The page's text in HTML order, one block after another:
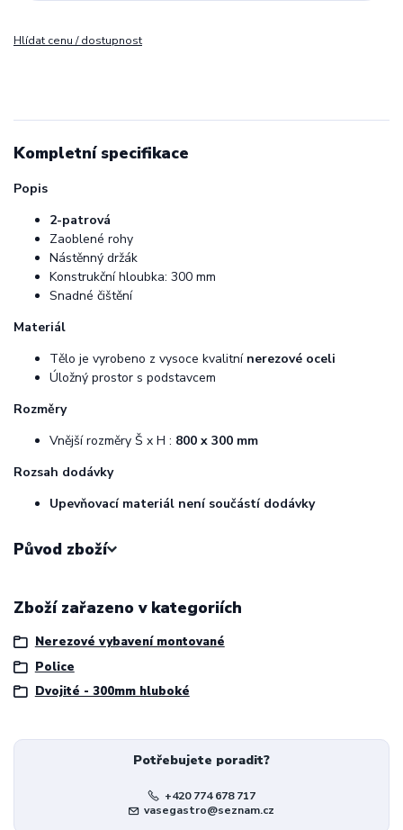
Hlídat cenu / dostupnost
Kompletní specifikace
Popis
2-patrová
Zaoblené rohy
Nástěnný držák
Konstrukční hloubka: 300 mm
Snadné čištění
Materiál
Tělo je vyrobeno z vysoce kvalitní nerezové oceli
Úložný prostor s podstavcem
Rozměry
Vnější rozměry Š x H : 800 x 300 mm
Rozsah dodávky
Upevňovací materiál není součástí dodávky
Původ zboží
Zboží zařazeno v kategoriích
Nerezové vybavení montované
Police
Dvojité - 300mm hluboké
Potřebujete poradit?
+420 774 678 717
vasegastro@seznam.cz